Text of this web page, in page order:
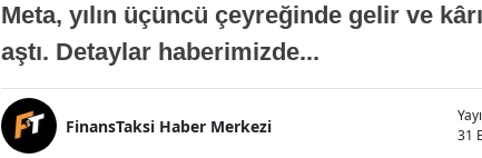
Meta, yılın üçüncü çeyreğinde gelir ve
aştı. Detaylar haberimizde...
FinansTaksi Haber Merkezi
31